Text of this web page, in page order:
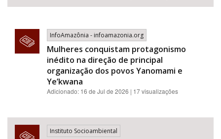
InfoAmazônia - infoamazonia.org
Mulheres conquistam protagonismo
inédito na direção de principal
organização dos povos Yanomami e
Ye’kwana
Adicionado: 16 de Jul de 2026 | 17 visualizações
Instituto Socioambiental